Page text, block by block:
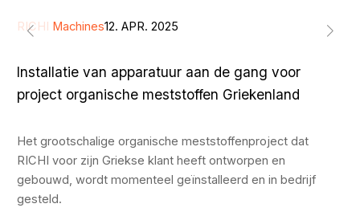
RICHI Machines12. APR. 2025
Installatie van apparatuur aan de gang voor
project organische meststoffen Griekenland
Het grootschalige organische meststoffenproject dat
RICHI voor zijn Griekse klant heeft ontworpen en
gebouwd, wordt momenteel geïnstalleerd en in bedrijf
gesteld.